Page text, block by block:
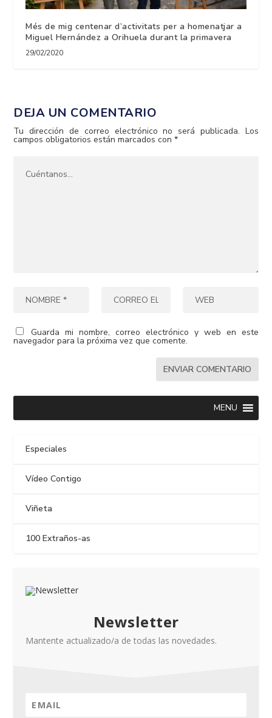
Més de mig centenar d’activitats per a homenatjar a
Miguel Hernández a Orihuela durant la primavera
29/02/2020
DEJA UN COMENTARIO
Tu dirección de correo electrónico no será publicada. Los
campos obligatorios están marcados con*
Guarda mi nombre, correo electrónico y web en este
navegador para la próxima vez que comente.
MENU
Especiales
Vídeo Contigo
Viñeta
100 Extraños-as
Newsletter
Mantente actualizado/a de todas las novedades.